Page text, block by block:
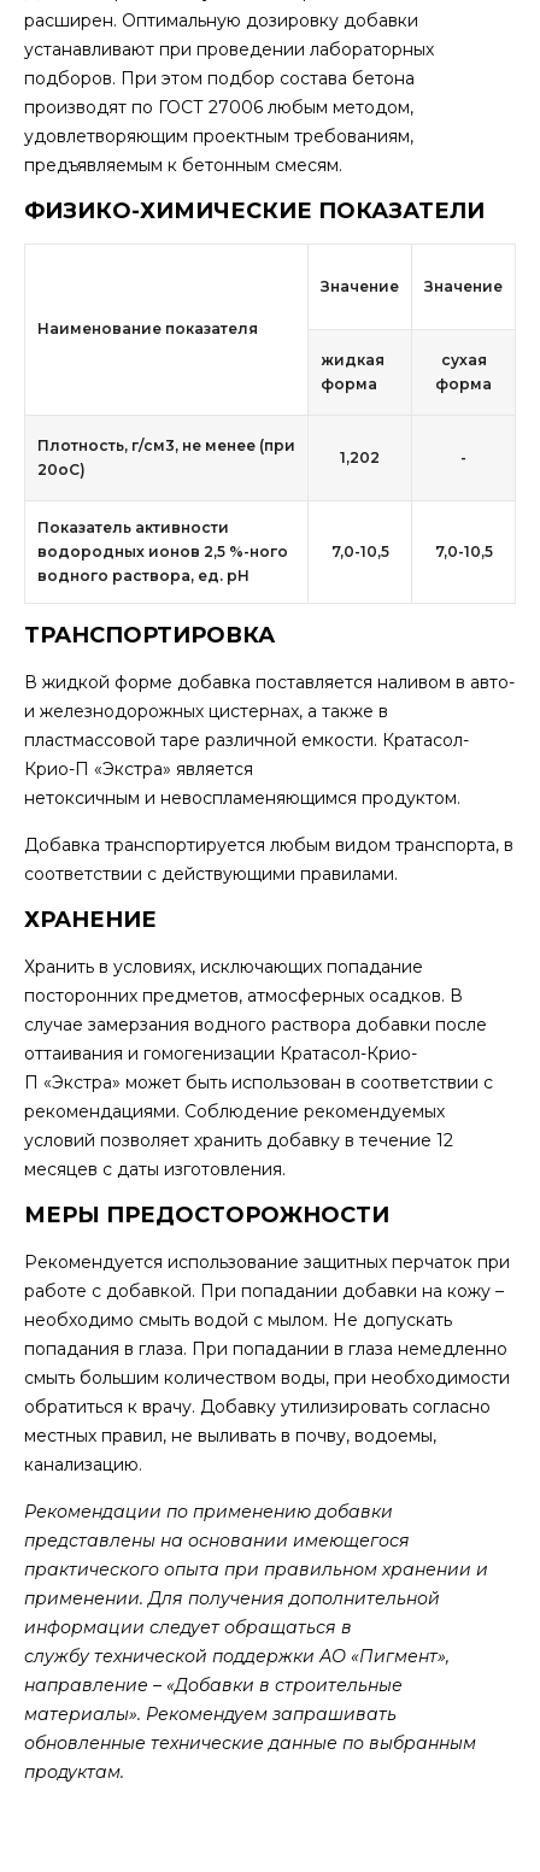
расширен. Оптимальную дозировку добавки
устанавливают при проведении лабораторных
подборов. При этом подбор состава бетона
производят по ГОСТ 27006 любым методом,
удовлетворяющим проектным требованиям,
предъявляемым к бетонным смесям.
ФИЗИКО-ХИМИЧЕСКИЕ ПОКАЗАТЕЛИ
Наименование показателя
Значение Значение
жидкая
форма
сухая
форма
Плотность, г/см3, не менее (при
20оС)
1,202 -
Показатель активности
водородных ионов 2,5 %-ного
водного раствора, ед. рН
7,0-10,5 7,0-10,5
ТРАНСПОРТИРОВКА
В жидкой форме добавка поставляется наливом в авто-
и железнодорожных цистернах, а также в
пластмассовой таре различной емкости. Кратасол-
Крио-П «Экстра» является
нетоксичным и невоспламеняющимся продуктом.
Добавка транспортируется любым видом транспорта, в
соответствии с действующими правилами.
ХРАНЕНИЕ
Хранить в условиях, исключающих попадание
посторонних предметов, атмосферных осадков. В
случае замерзания водного раствора добавки после
оттаивания и гомогенизации Кратасол-Крио-
П «Экстра» может быть использован в соответствии с
рекомендациями. Соблюдение рекомендуемых
условий позволяет хранить добавку в течение 12
месяцев с даты изготовления.
МЕРЫ ПРЕДОСТОРОЖНОСТИ
Рекомендуется использование защитных перчаток при
работе с добавкой. При попадании добавки на кожу –
необходимо смыть водой с мылом. Не допускать
попадания в глаза. При попадании в глаза немедленно
смыть большим количеством воды, при необходимости
обратиться к врачу. Добавку утилизировать согласно
местных правил, не выливать в почву, водоемы,
канализацию.
Рекомендации по применению добавки
представлены на основании имеющегося
практического опыта при правильном хранении и
применении. Для получения дополнительной
информации следует обращаться в
службу технической поддержки АО «Пигмент»,
направление – «Добавки в строительные
материалы». Рекомендуем запрашивать
обновленные технические данные по выбранным
продуктам.